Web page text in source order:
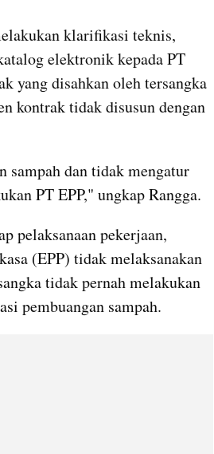
klarifikasi teknis,
elektronik kepada PT
yang disahkan oleh tersangka
kontrak tidak disusun dengan
sampah dan tidak mengatur
PT EPP," ungkap Rangga.
pelaksanaan pekerjaan,
(EPP) tidak melaksanakan
tidak pernah melakukan
pembuangan sampah.